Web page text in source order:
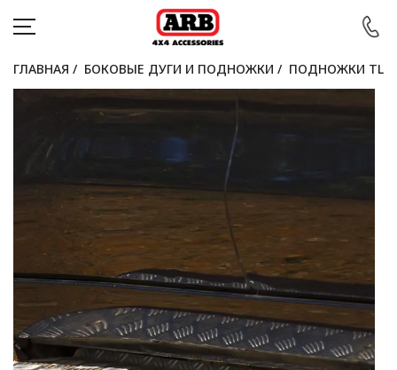
КАТАЛОГ
АВТОМОБИЛИ
ПОКУПАТЕЛЯМ
КОНТАКТЫ
ГЛАВНАЯ / БОКОВЫЕ ДУГИ И ПОДНОЖКИ / ПОДНОЖКИ TLC